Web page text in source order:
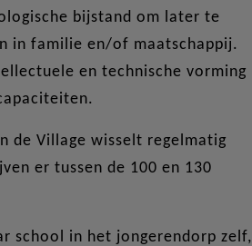
bijstand om later te
in familie en/of maatschappij.
en technische vorming
de Village wisselt regelmatig
er tussen de 100 en 130
school in het jongerendorp zelf,